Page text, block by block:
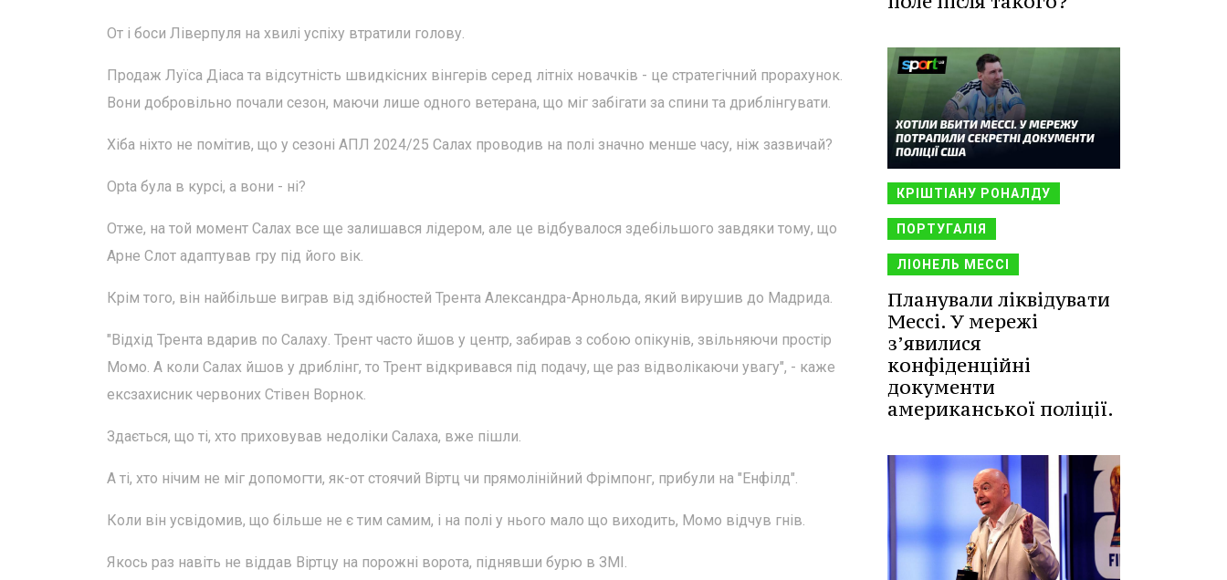
От і боси Ліверпуля на хвилі успіху втратили голову.
Продаж Луїса Діаса та відсутність швидкісних вінгерів серед літніх новачків - це стратегічний прорахунок.
Вони добровільно почали сезон, маючи лише одного ветерана, що міг забігати за спини та дриблінгувати.
Хіба ніхто не помітив, що у сезоні АПЛ 2024/25 Салах проводив на полі значно менше часу, ніж зазвичай?
Opta була в курсі, а вони - ні?
Отже, на той момент Салах все ще залишався лідером, але це відбувалося здебільшого завдяки тому, що
Арне Слот адаптував гру під його вік.
Крім того, він найбільше виграв від здібностей Трента Александра-Арнольда, який вирушив до Мадрида.
"Відхід Трента вдарив по Салаху. Трент часто йшов у центр, забирав з собою опікунів, звільняючи простір
Момо. А коли Салах йшов у дриблінг, то Трент відкривався під подачу, ще раз відволікаючи увагу", - каже
ексзахисник червоних Стівен Ворнок.
Здається, що ті, хто приховував недоліки Салаха, вже пішли.
А ті, хто нічим не міг допомогти, як-от стоячий Віртц чи прямолінійний Фрімпонг, прибули на "Енфілд".
Коли він усвідомив, що більше не є тим самим, і на полі у нього мало що виходить, Момо відчув гнів.
Якось раз навіть не віддав Віртцу на порожні ворота, піднявши бурю в ЗМІ.
КРІШТІАНУ РОНАЛДУ
ПОРТУГАЛІЯ
ЛІОНЕЛЬ МЕССІ
Планували ліквідувати
Мессі. У мережі
з’явилися
конфіденційні
документи
американської поліції.